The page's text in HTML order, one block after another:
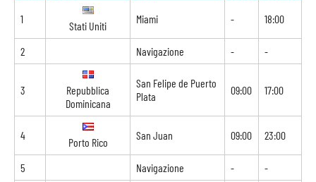
1
Stati Uniti
Miami - 18:00
2 Navigazione - -
3
Repubblica
Dominicana
San Felipe de Puerto
Plata
09:00 17:00
4
Porto Rico
San Juan 09:00 23:00
5 Navigazione -
-